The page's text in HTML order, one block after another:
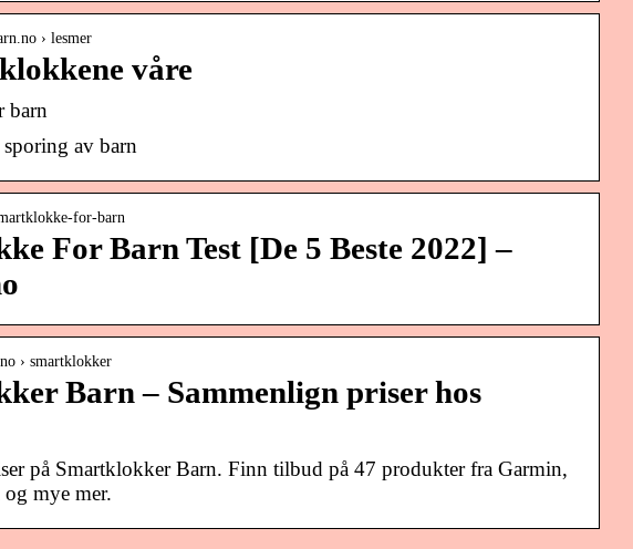
› lesmer
våre
barn
av barn
for-barn
For Barn Test [De 5 Beste 2022] –
› smartklokker
Barn – Sammenlign priser hos
på Smartklokker Barn. Finn tilbud på 47 produkter fra Garmin,
mye mer.